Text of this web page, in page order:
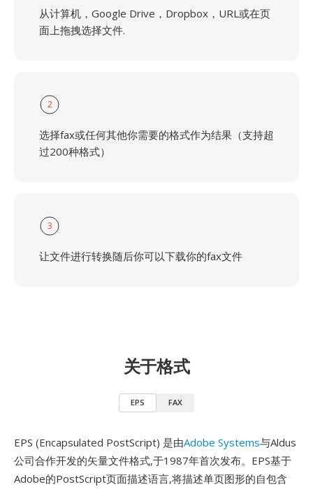
从计算机，Google Drive，Dropbox，URL或在页
面上拖拽选择文件.
2
选择fax或任何其他你需要的格式作为结果（支持超
过200种格式）
3
让文件进行转换随后你可以下载你的fax文件
关于格式
EPS FAX
EPS (Encapsulated PostScript) 是由Adobe Systems与Aldus
公司合作开发的矢量文件格式,于1987年首次发布。EPS基于
Adobe的PostScript页面描述语言,将描述单页图形的自包含